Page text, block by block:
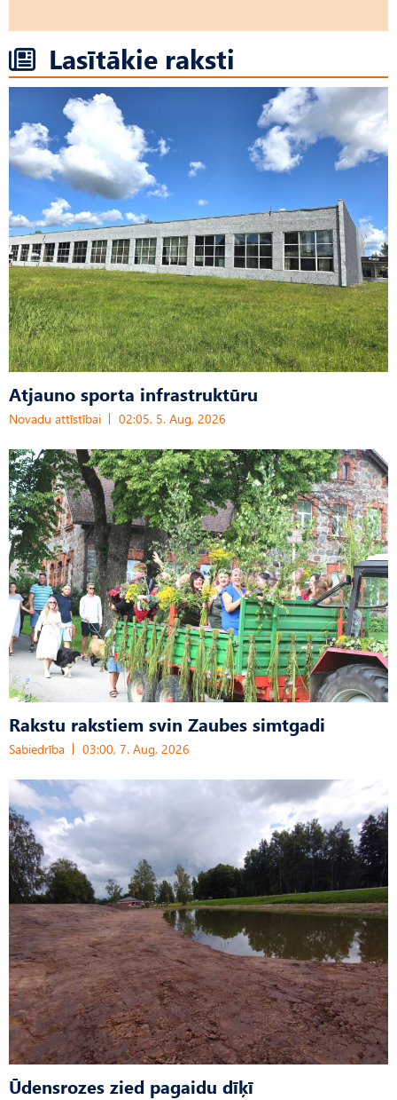
Lasītākie raksti
Atjauno sporta infrastruktūru
Novadu attīstībai 02:05, 5. Aug, 2026
Rakstu rakstiem svin Zaubes simtgadi
Sabiedrība 03:00, 7. Aug, 2026
Ūdensrozes zied pagaidu dīķī